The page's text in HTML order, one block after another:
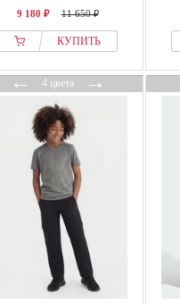
9 180 ₽ 11 650 ₽
КУПИТЬ
←4 цвета→